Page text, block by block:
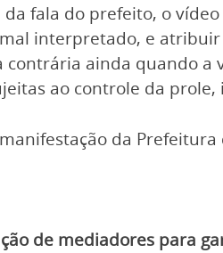
fala do prefeito, o
interpretado, e
ainda quando a
ao controle da
da Prefeitura
de mediadores para